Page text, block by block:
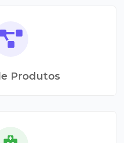
Produtos